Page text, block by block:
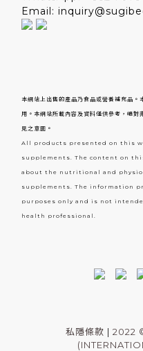
Email:
本網站上出售的產品乃食品或營養補充品。
用。本網站所載內容及資料僅供參考，絕對
見之意圖。
All products presented on this
supplements. The content on
about the nutritional and
supplements. The information
purposes only and is not
health professional.
私隱條款 | 2022